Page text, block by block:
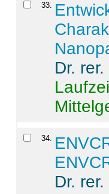
33.
Dr.
34.
Dr.